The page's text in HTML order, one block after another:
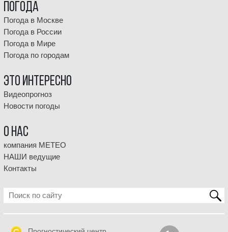
Погода
Погода в Москве
Погода в России
Погода в Мире
Погода по городам
Это интересно
Видеопрогноз
Новости погоды
О НАС
компания МЕТЕО
НАШИ ведущие
Контакты